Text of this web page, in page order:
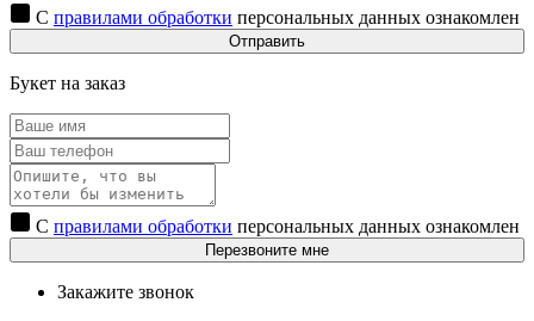
С правилами обработки персональных данных ознакомлен
Отправить
Букет на заказ
С правилами обработки персональных данных ознакомлен
Перезвоните мне
Закажите звонок